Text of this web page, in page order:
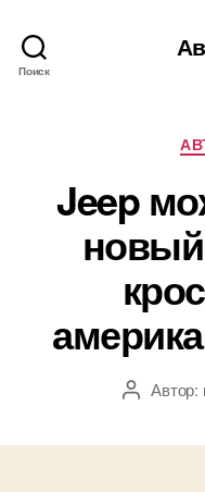
Поиск
Jeep
АвторАвтор: